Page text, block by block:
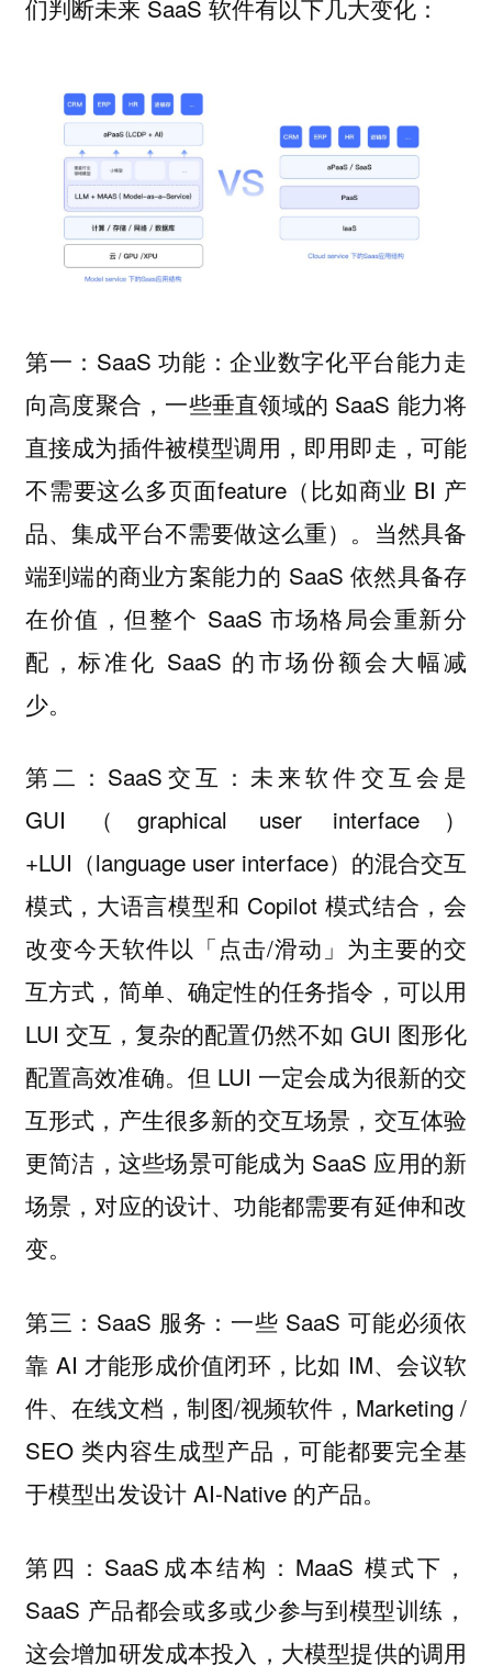
们判断未来 SaaS 软件有以下几大变化：
第一：SaaS 功能：企业数字化平台能力走
向高度聚合，一些垂直领域的 SaaS 能力将
直接成为插件被模型调用，即用即走，可能
不需要这么多页面feature（比如商业 BI 产
品、集成平台不需要做这么重）。当然具备
端到端的商业方案能力的 SaaS 依然具备存
在价值，但整个 SaaS 市场格局会重新分
配，标准化 SaaS 的市场份额会大幅减
少。
第二：SaaS交互：未来软件交互会是
GUI（graphical user interface）
+LUI（language user interface）的混合交互
模式，大语言模型和 Copilot 模式结合，会
改变今天软件以「点击/滑动」为主要的交
互方式，简单、确定性的任务指令，可以用
LUI 交互，复杂的配置仍然不如 GUI 图形化
配置高效准确。但 LUI 一定会成为很新的交
互形式，产生很多新的交互场景，交互体验
更简洁，这些场景可能成为 SaaS 应用的新
场景，对应的设计、功能都需要有延伸和改
变。
第三：SaaS 服务：一些 SaaS 可能必须依
靠 AI 才能形成价值闭环，比如 IM、会议软
件、在线文档，制图/视频软件，Marketing /
SEO 类内容生成型产品，可能都要完全基
于模型出发设计 AI-Native 的产品。
第四：SaaS成本结构：MaaS 模式下，
SaaS 产品都会或多或少参与到模型训练，
这会增加研发成本投入，大模型提供的调用